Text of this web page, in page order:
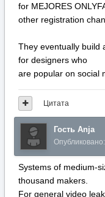
for MEJORES
other registration
They eventually build
for designers who
are popular on social
Цитата
Гость Anja
Опубликовано:
Systems of medium-
thousand makers.
For general video